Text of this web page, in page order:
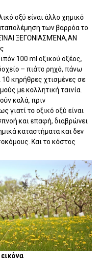
οξύ είναι άλλο χημικό
των βαρρόα το
ΞΕΓΟΝΙΑΣΜΈΝΑ,ΑΝ
100 ml οξικού οξέος,
– πιάτο ρηχό, πάνω
κηρήθρες χτισμένες σε
με κολλητική ταινία.
καλά, πριν
γιατί το οξικό οξύ είναι
και επαφή, διαβρώνει
καταστήματα και δεν
Και το κόστος
εικόνα